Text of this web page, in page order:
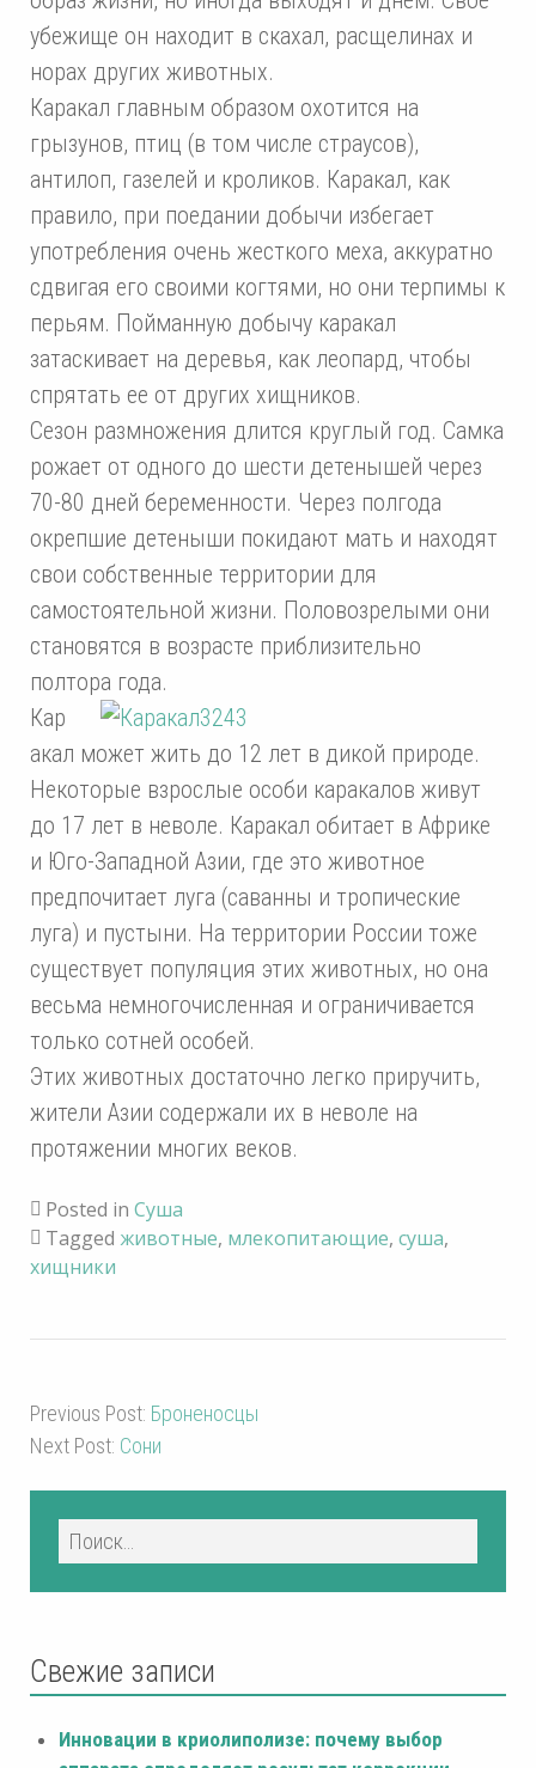
убежище он находит в скахал, расщелинах и
норах других животных.
Каракал главным образом охотится на
грызунов, птиц (в том числе страусов),
антилоп, газелей и кроликов. Каракал, как
правило, при поедании добычи избегает
употребления очень жесткого меха, аккуратно
сдвигая его своими когтями, но они терпимы к
перьям. Пойманную добычу каракал
затаскивает на деревья, как леопард, чтобы
спрятать ее от других хищников.
Сезон размножения длится круглый год. Самка
рожает от одного до шести детенышей через
70-80 дней беременности. Через полгода
окрепшие детеныши покидают мать и находят
свои собственные территории для
самостоятельной жизни. Половозрелыми они
становятся в возрасте приблизительно
полтора года.
Кар
акал может жить до 12 лет в дикой природе.
Некоторые взрослые особи каракалов живут
до 17 лет в неволе. Каракал обитает в Африке
и Юго-Западной Азии, где это животное
предпочитает луга (саванны и тропические
луга) и пустыни. На территории России тоже
существует популяция этих животных, но она
весьма немногочисленная и ограничивается
только сотней особей.
Этих животных достаточно легко приручить,
жители Азии содержали их в неволе на
протяжении многих веков.
Posted in Суша
Tagged животные, млекопитающие, суша,
хищники
Previous Post: Броненосцы
Next Post: Сони
Свежие записи
Инновации в криолиполизе: почему выбор